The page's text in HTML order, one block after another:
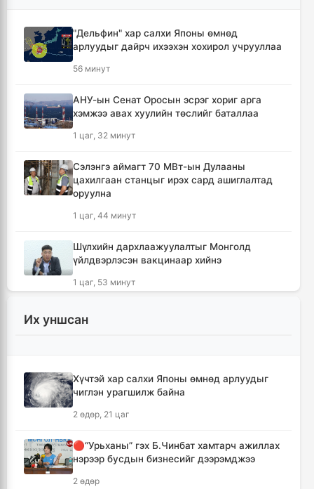
"Дельфин" хар салхи Японы өмнөд
арлуудыг дайрч ихээхэн хохирол учрууллаа
56 минут
АНУ-ын Сенат Оросын эсрэг хориг арга
хэмжээ авах хуулийн төслийг баталлаа
1 цаг, 32 минут
Сэлэнгэ аймагт 70 МВт-ын Дулааны
цахилгаан станцыг ирэх сард ашиглалтад
оруулна
1 цаг, 44 минут
Шүлхийн дархлаажуулалтыг Монголд
үйлдвэрлэсэн вакцинаар хийнэ
1 цаг, 53 минут
мэдээллийг олон нийтэд нээлттэй хүргэж
Монгол-Хятадын сэтгүүлчдийн 16 дугаар
Хүннү гүрний голомт нутгаас хүчит
Их уншсан
Хүчтэй хар салхи Японы өмнөд арлуудыг
чиглэн урагшилж байна
2 өдөр, 21 цаг
🔴“Урьханы” гэх Б.Чинбат хамтарч ажиллах
нэрээр бусдын бизнесийг дээрэмджээ
2 өдөр